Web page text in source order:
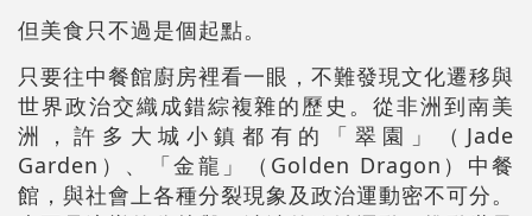
但美食只不過是個起點。
只要往中餐館廚房裡看一眼，不難發現文化遷移與
世界政治交織成錯綜複雜的歷史。從非洲到南美
洲，許多大城小鎮都有的「翠園」（Jade
Garden）、「金龍」（Golden Dragon）中餐
館，與社會上各種分裂現象及政治運動密不可分。